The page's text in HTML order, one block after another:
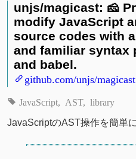
unjs/magicast: 🧀
modify JavaScript
source codes with
and familiar syntax
and babel.
github.com/unjs/magicast
JavaScript AST library
JavaScriptのAST操作を簡単